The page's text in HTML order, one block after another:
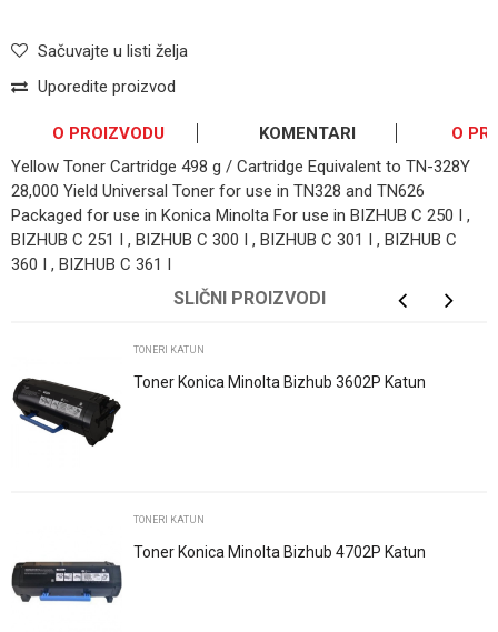
Sačuvajte u listi želja
Uporedite proizvod
O PROIZVODU KOMENTARI
O
Yellow Toner Cartridge 498 g / Cartridge Equivalent to TN-328Y
28,000 Yield Universal Toner for use in TN328 and TN626
Packaged for use in Konica Minolta For use in BIZHUB C 250 I ,
BIZHUB C 251 I , BIZHUB C 300 I , BIZHUB C 301 I , BIZHUB C
360 I , BIZHUB C 361 I
Email
SLIČNI PROIZVODI
TONERI KATUN
Toner Konica Minolta Bizhub 3602P Katun
TONERI KATUN
Toner Konica Minolta Bizhub 4702P Katun